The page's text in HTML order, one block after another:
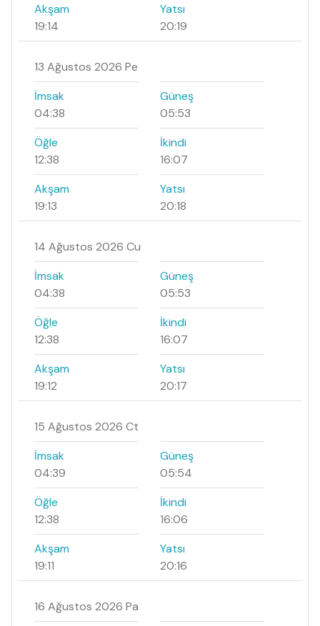
Akşam
19:14
Yatsı
20:19
13 Ağustos 2026 Pe
İmsak
04:38
Güneş
05:53
Öğle
12:38
İkindi
16:07
Akşam
19:13
Yatsı
20:18
14 Ağustos 2026 Cu
İmsak
04:38
Güneş
05:53
Öğle
12:38
İkindi
16:07
Akşam
19:12
Yatsı
20:17
15 Ağustos 2026 Ct
İmsak
04:39
Güneş
05:54
Öğle
12:38
İkindi
16:06
Akşam
19:11
Yatsı
20:16
16 Ağustos 2026 Pa